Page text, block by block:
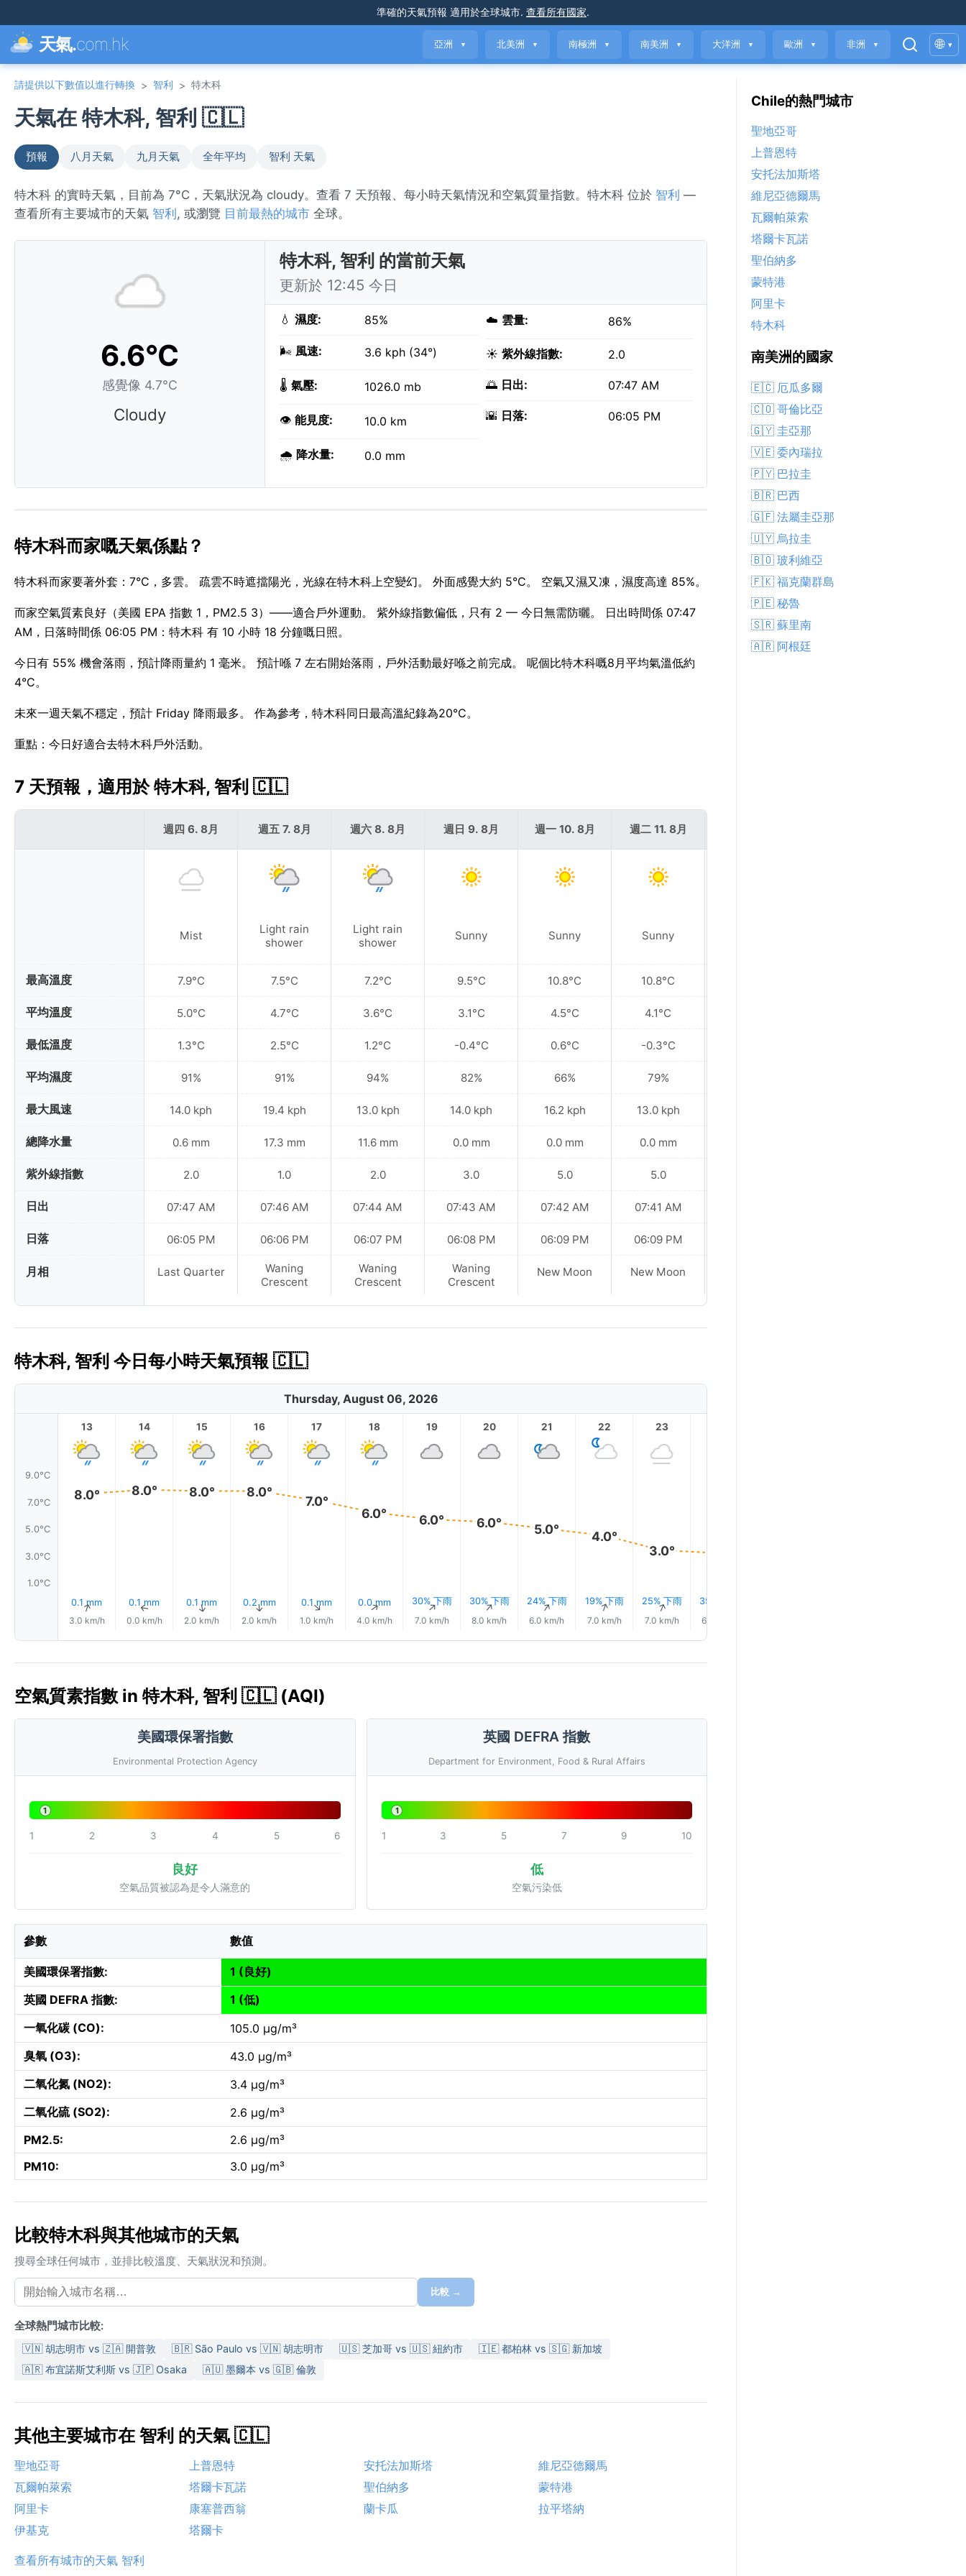
準確的天氣預報 適用於全球城市. 查看所有國家.
天氣.com.hk 亞洲 ▼ 北美洲 ▼ 南極洲 ▼ 南美洲 ▼ 大洋洲 ▼ 歐洲 ▼ 非洲 ▼ 🌐 ▾
請提供以下數值以進行轉換 > 智利 > 特木科
天氣在 特木科, 智利 🇨🇱
預報 八月天氣 九月天氣 全年平均 智利 天氣
特木科 的實時天氣，目前為 7°C，天氣狀況為 cloudy。查看 7 天預報、每小時天氣情況和空氣質量指數。特木科 位於 智利 —
查看所有主要城市的天氣 智利 , 或瀏覽 目前最熱的城市 全球。
6.6°C
感覺像 4.7°C
Cloudy
特木科, 智利 的當前天氣
更新於 12:45 今日
💧 濕度: 85%
🌬️ 風速: 3.6 kph (34°)
🌡️ 氣壓: 1026.0 mb
👁️ 能見度: 10.0 km
🌧️ 降水量: 0.0 mm
☁️ 雲量: 86%
☀️ 紫外線指數: 2.0
🌅 日出: 07:47 AM
🌇 日落: 06:05 PM
特木科而家嘅天氣係點？
特木科而家要著外套：7°C，多雲。 疏雲不時遮擋陽光，光線在特木科上空變幻。 外面感覺大約 5°C。 空氣又濕又凍，濕度高達 85%。
而家空氣質素良好（美國 EPA 指數 1，PM2.5 3）——適合戶外運動。 紫外線指數偏低，只有 2 — 今日無需防曬。 日出時間係 07:47
AM，日落時間係 06:05 PM：特木科 有 10 小時 18 分鐘嘅日照。
今日有 55% 機會落雨，預計降雨量約 1 毫米。 預計喺 7 左右開始落雨，戶外活動最好喺之前完成。 呢個比特木科嘅8月平均氣溫低約
4°C。
未來一週天氣不穩定，預計 Friday 降雨最多。 作為參考，特木科同日最高溫紀錄為20°C。
重點：今日好適合去特木科戶外活動。
7 天預報，適用於 特木科, 智利 🇨🇱
最高溫度
平均溫度
最低溫度
平均濕度
最大風速
總降水量
紫外線指數
日出
日落
月相
週四 6. 8月
Mist
7.9°C
5.0°C
1.3°C
91%
14.0 kph
0.6 mm
2.0
07:47 AM
06:05 PM
Last Quarter
週五 7. 8月
Light rain
shower
7.5°C
4.7°C
2.5°C
91%
19.4 kph
17.3 mm
1.0
07:46 AM
06:06 PM
Waning
Crescent
週六 8. 8月
Light rain
shower
7.2°C
3.6°C
1.2°C
94%
13.0 kph
11.6 mm
2.0
07:44 AM
06:07 PM
Waning
Crescent
週日 9. 8月
Sunny
9.5°C
3.1°C
-0.4°C
82%
14.0 kph
0.0 mm
3.0
07:43 AM
06:08 PM
Waning
Crescent
週一 10. 8月
Sunny
10.8°C
4.5°C
0.6°C
66%
16.2 kph
0.0 mm
5.0
07:42 AM
06:09 PM
New Moon
週二 11. 8月
Sunny
10.8°C
4.1°C
-0.3°C
79%
13.0 kph
0.0 mm
5.0
07:41 AM
06:09 PM
New Moon
特木科, 智利 今日每小時天氣預報 🇨🇱
Thursday, August 06, 2026
9.0°C
7.0°C
5.0°C
3.0°C
1.0°C
13
8.0°
0.1 mm
↑
3.0 km/h
14
8.0°
0.1 mm
↑
0.0 km/h
15
8.0°
0.1 mm
↑
2.0 km/h
16
8.0°
0.2 mm
↑
2.0 km/h
17
7.0°
0.1 mm
↑
1.0 km/h
18
6.0°
0.0 mm
↑
4.0 km/h
19
6.0°
30% 下雨
↑
7.0 km/h
20
6.0°
30% 下雨
↑
8.0 km/h
21
5.0°
24% 下雨
↑
6.0 km/h
22
4.0°
19% 下雨
↑
7.0 km/h
23
3.0°
25% 下雨
↑
7.0 km/h
35% 下雨
6.0 km/h
空氣質素指數 in 特木科, 智利 🇨🇱 (AQI)
美國環保署指數
Environmental Protection Agency
1
1 2 3 4 5 6
良好
空氣品質被認為是令人滿意的
英國 DEFRA 指數
Department for Environment, Food & Rural Affairs
1
1 3 5 7 9 10
低
空氣污染低
參數 數值
美國環保署指數:
1 (良好)
英國 DEFRA 指數:
1 (低)
一氧化碳 (CO):
105.0 µg/m³
臭氧 (O3):
43.0 µg/m³
二氧化氮 (NO2):
3.4 µg/m³
二氧化硫 (SO2):
2.6 µg/m³
PM2.5:
2.6 µg/m³
PM10:
3.0 µg/m³
比較特木科與其他城市的天氣
搜尋全球任何城市，並排比較溫度、天氣狀況和預測。
比較 →
全球熱門城市比較:
🇻🇳 胡志明市 vs 🇿🇦 開普敦 🇧🇷 São Paulo vs 🇻🇳 胡志明市 🇺🇸 芝加哥 vs 🇺🇸 紐約市
🇮🇪 都柏林 vs 🇸🇬 新加坡
🇦🇷 布宜諾斯艾利斯 vs 🇯🇵 Osaka
🇦🇺 墨爾本 vs 🇬🇧 倫敦
其他主要城市在 智利 的天氣 🇨🇱
聖地亞哥 上普恩特 安托法加斯塔
維尼亞德爾馬
瓦爾帕萊索
塔爾卡瓦諾 聖伯納多
蒙特港
阿里卡
康塞普西翁 蘭卡瓜
拉平塔納
伊基克
塔爾卡
查看所有城市的天氣 智利
Chile的熱門城市
聖地亞哥
上普恩特
安托法加斯塔
維尼亞德爾馬
瓦爾帕萊索
塔爾卡瓦諾
聖伯納多
蒙特港
阿里卡
特木科
南美洲的國家
🇪🇨 厄瓜多爾
🇨🇴 哥倫比亞
🇬🇾 圭亞那
🇻🇪 委內瑞拉
🇵🇾 巴拉圭
🇧🇷 巴西
🇬🇫 法屬圭亞那
🇺🇾 烏拉圭
🇧🇴 玻利維亞
🇫🇰 福克蘭群島
🇵🇪 秘魯
🇸🇷 蘇里南
🇦🇷 阿根廷